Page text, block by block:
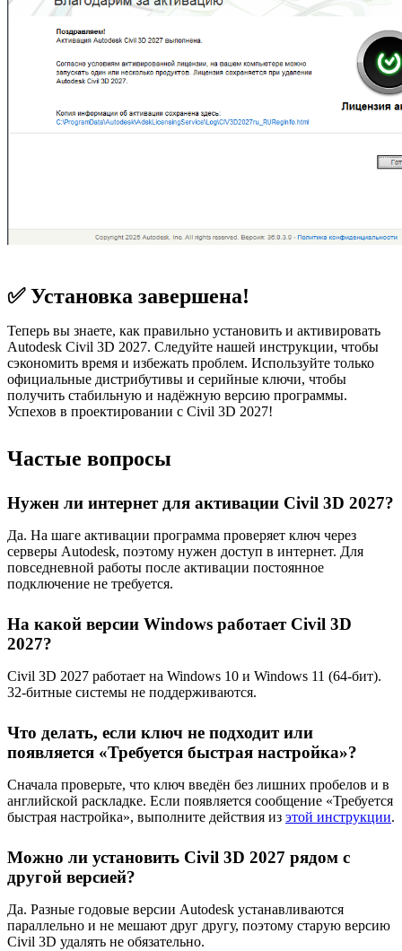
✅ Установка завершена!
Теперь вы знаете, как правильно установить и активировать
Autodesk Civil 3D 2027. Следуйте нашей инструкции, чтобы
сэкономить время и избежать проблем. Используйте только
официальные дистрибутивы и серийные ключи, чтобы
получить стабильную и надёжную версию программы.
Успехов в проектировании с Civil 3D 2027!
Частые вопросы
Нужен ли интернет для активации Civil 3D 2027?
Да. На шаге активации программа проверяет ключ через
серверы Autodesk, поэтому нужен доступ в интернет. Для
повседневной работы после активации постоянное
подключение не требуется.
На какой версии Windows работает Civil 3D
2027?
Civil 3D 2027 работает на Windows 10 и Windows 11 (64-бит).
32-битные системы не поддерживаются.
Что делать, если ключ не подходит или
появляется «Требуется быстрая настройка»?
Сначала проверьте, что ключ введён без лишних пробелов и в
английской раскладке. Если появляется сообщение «Требуется
быстрая настройка», выполните действия из этой инструкции.
Можно ли установить Civil 3D 2027 рядом с
другой версией?
Да. Разные годовые версии Autodesk устанавливаются
параллельно и не мешают друг другу, поэтому старую версию
Civil 3D удалять не обязательно.